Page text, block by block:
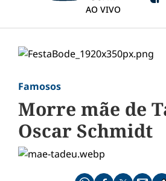
AO VIVO
Famosos
Morre mãe de
Oscar Schmidt